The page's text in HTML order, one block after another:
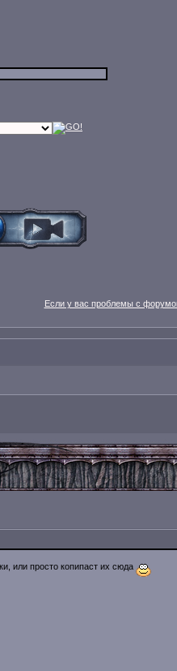
Если у вас проблемы с
или просто копипаст их сюда